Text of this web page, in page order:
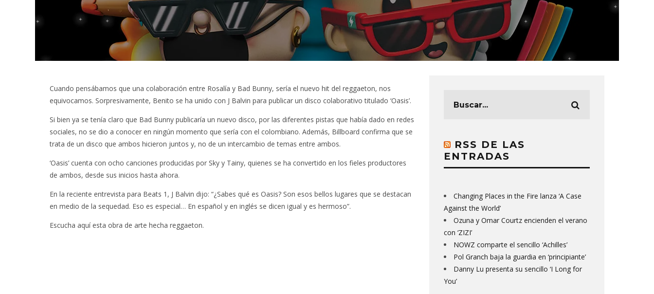
Cuando pensábamos que una colaboración entre Rosalía y Bad Bunny, sería el nuevo hit del reggaeton, nos
equivocamos. Sorpresivamente, Benito se ha unido con J Balvin para publicar un disco colaborativo titulado ‘Oasis’.
Si bien ya se tenía claro que Bad Bunny publicaría un nuevo disco, por las diferentes pistas que había dado en redes
sociales, no se dio a conocer en ningún momento que sería con el colombiano. Además, Billboard confirma que se
trata de un disco que ambos hicieron juntos y, no de un intercambio de temas entre ambos.
‘Oasis’ cuenta con ocho canciones producidas por Sky y Tainy, quienes se ha convertido en los fieles productores
de ambos, desde sus inicios hasta ahora.
En la reciente entrevista para Beats 1, J Balvin dijo: “¿Sabes qué es Oasis? Son esos bellos lugares que se destacan
en medio de la sequedad. Eso es especial… En español y en inglés se dicen igual y es hermoso”.
Escucha aquí esta obra de arte hecha reggaeton.
RSS DE LAS
ENTRADAS
Changing Places in the Fire lanza ‘A Case
Against the World’
Ozuna y Omar Courtz encienden el verano
con ‘ZIZI’
NOWZ comparte el sencillo ‘Achilles’
Pol Granch baja la guardia en ‘principiante’
Danny Lu presenta su sencillo ‘I Long for
You’